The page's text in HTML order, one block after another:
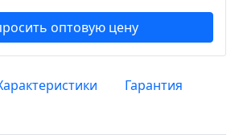
оптовую цену
Гарантия